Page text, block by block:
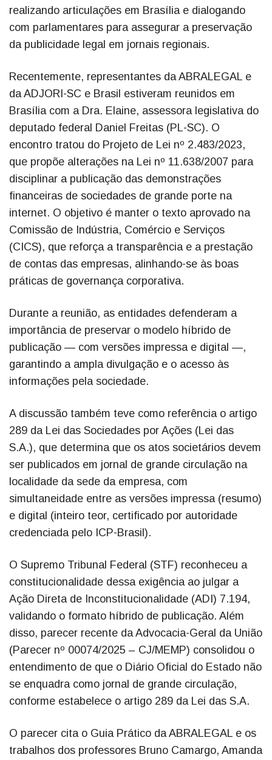
realizando articulações em Brasília e dialogando
com parlamentares para assegurar a preservação
da publicidade legal em jornais regionais.
Recentemente, representantes da ABRALEGAL e
da ADJORI-SC e Brasil estiveram reunidos em
Brasília com a Dra. Elaine, assessora legislativa do
deputado federal Daniel Freitas (PL-SC). O
encontro tratou do Projeto de Lei nº 2.483/2023,
que propõe alterações na Lei nº 11.638/2007 para
disciplinar a publicação das demonstrações
financeiras de sociedades de grande porte na
internet. O objetivo é manter o texto aprovado na
Comissão de Indústria, Comércio e Serviços
(CICS), que reforça a transparência e a prestação
de contas das empresas, alinhando-se às boas
práticas de governança corporativa.
Durante a reunião, as entidades defenderam a
importância de preservar o modelo híbrido de
publicação — com versões impressa e digital —,
garantindo a ampla divulgação e o acesso às
informações pela sociedade.
A discussão também teve como referência o artigo
289 da Lei das Sociedades por Ações (Lei das
S.A.), que determina que os atos societários devem
ser publicados em jornal de grande circulação na
localidade da sede da empresa, com
simultaneidade entre as versões impressa (resumo)
e digital (inteiro teor, certificado por autoridade
credenciada pelo ICP-Brasil).
O Supremo Tribunal Federal (STF) reconheceu a
constitucionalidade dessa exigência ao julgar a
Ação Direta de Inconstitucionalidade (ADI) 7.194,
validando o formato híbrido de publicação. Além
disso, parecer recente da Advocacia-Geral da União
(Parecer nº 00074/2025 – CJ/MEMP) consolidou o
entendimento de que o Diário Oficial do Estado não
se enquadra como jornal de grande circulação,
conforme estabelece o artigo 289 da Lei das S.A.
O parecer cita o Guia Prático da ABRALEGAL e os
trabalhos dos professores Bruno Camargo, Amanda